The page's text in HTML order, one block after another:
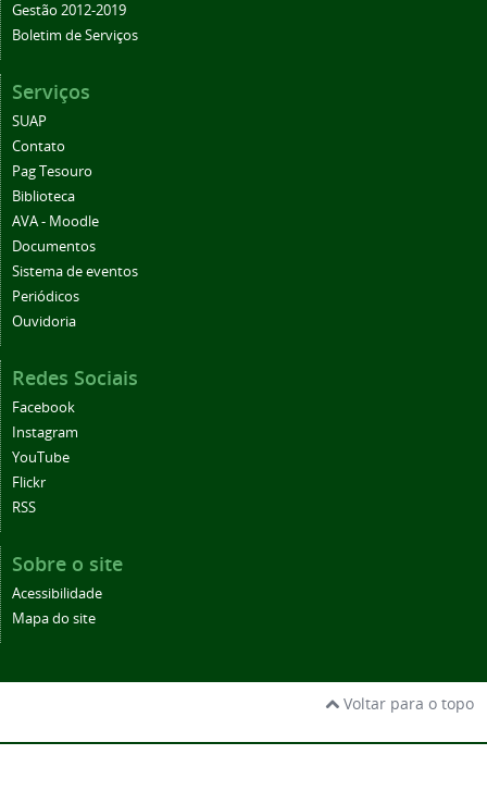
Gestão 2012-2019
Boletim de Serviços
Serviços
SUAP
Contato
Pag Tesouro
Biblioteca
AVA - Moodle
Documentos
Sistema de eventos
Periódicos
Ouvidoria
Redes Sociais
Facebook
Instagram
YouTube
Flickr
RSS
Sobre o site
Acessibilidade
Mapa do site
Voltar para o topo